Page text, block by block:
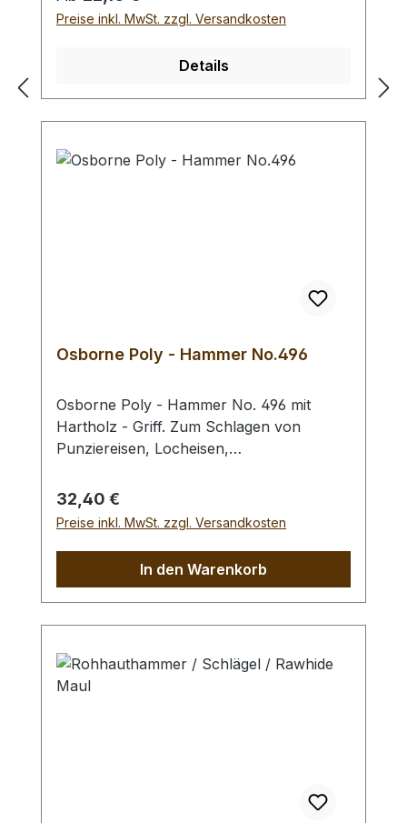
Auswahlliste:#1 Gesamtgewicht: 295
Gramm / Kopf - Ø : 48 mm / Gesamtlänge
Kopf - Ø : 42 mm / Gesamtlänge : 290 mm
- Bei einer Bestellung 1 Stück erhalten Sie
1 Rohhauthammer der gewählten Größe.
Preise inkl. MwSt. zzgl. Versandkosten
Details
Osborne Poly - Hammer No.496
Osborne Poly - Hammer No. 496 mit
Hartholz - Griff. Zum Schlagen von
Punziereisen, Locheisen,
Schlagfläche. Wenig Rückschlag durch
schlagabsorbierenden Poly -
Hammerkopf. 240 gr Gesamtgewicht /
Regulärer Preis:
32,40 €
Preise inkl. MwSt. zzgl. Versandkosten
In den Warenkorb